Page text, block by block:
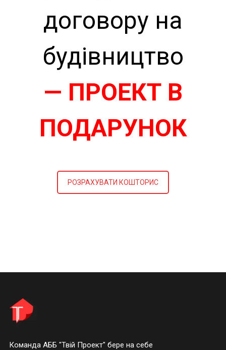
договору на
будівництво
— ПРОЕКТ В
ПОДАРУНОК
РОЗРАХУВАТИ КОШТОРИС
Команда АББ "Твій Проект" бере на себе